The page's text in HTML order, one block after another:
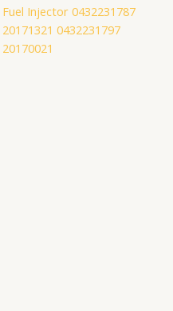
Fuel Injector 0432231787
20171321 0432231797
20170021